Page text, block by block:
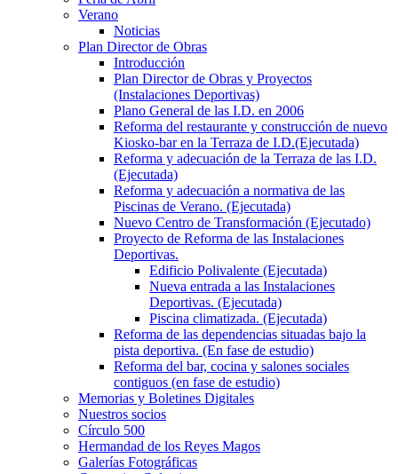
Verano
Noticias
Plan Director de Obras
Introducción
Plan Director de Obras y Proyectos
(Instalaciones Deportivas)
Plano General de las I.D. en 2006
Reforma del restaurante y construcción de nuevo
Kiosko-bar en la Terraza de I.D.(Ejecutada)
Reforma y adecuación de la Terraza de las I.D.
(Ejecutada)
Reforma y adecuación a normativa de las
Piscinas de Verano. (Ejecutada)
Nuevo Centro de Transformación (Ejecutado)
Proyecto de Reforma de las Instalaciones
Deportivas.
Edificio Polivalente (Ejecutada)
Nueva entrada a las Instalaciones
Deportivas. (Ejecutada)
Piscina climatizada. (Ejecutada)
Reforma de las dependencias situadas bajo la
pista deportiva. (En fase de estudio)
Reforma del bar, cocina y salones sociales
contiguos (en fase de estudio)
Memorias y Boletines Digitales
Nuestros socios
Círculo 500
Hermandad de los Reyes Magos
Galerías Fotográficas